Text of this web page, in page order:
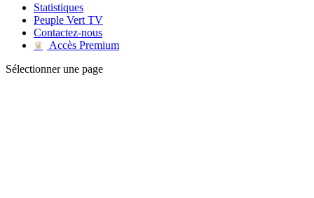
Statistiques
Peuple Vert TV
Contactez-nous
♛
Accès Premium
Sélectionner une page